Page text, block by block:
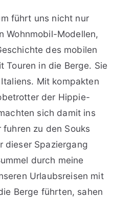
führt uns nicht nur
Wohnmobil-Modellen,
des mobilen
Touren in die Berge. Sie
Mit kompakten
der Hippie-
sich damit ins
zu den Souks
dieser Spaziergang
durch meine
Urlaubsreisen mit
Berge führten, sahen